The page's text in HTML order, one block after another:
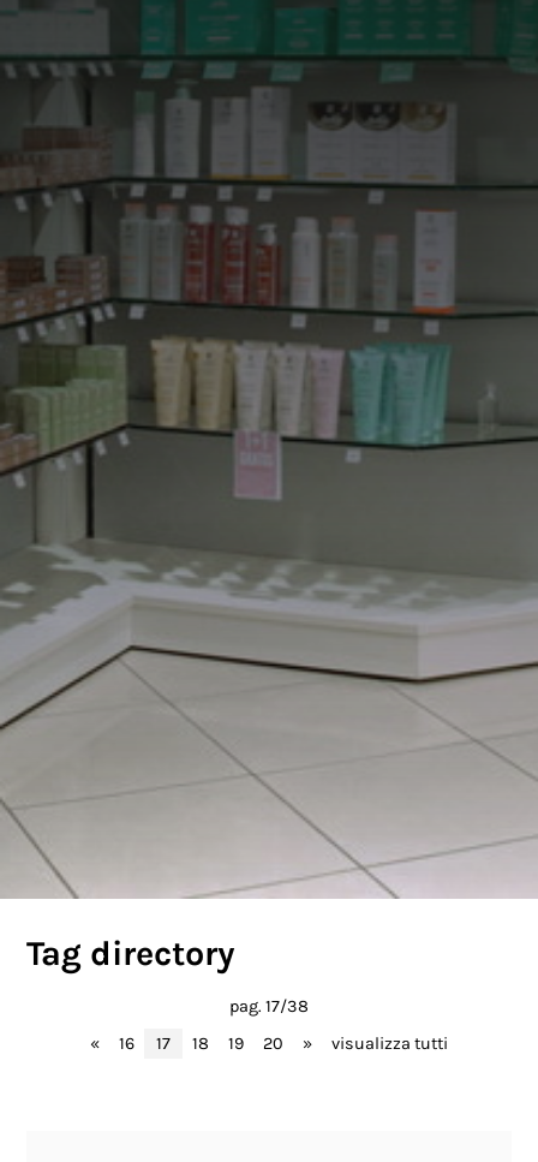
Tag directory
pag. 17/38
«
16 17 18 19 20 » visualizza tutti